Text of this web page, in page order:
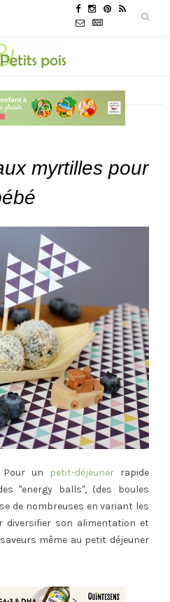
myrtilles pour
Pour un petit-déjeunerrapide
"energy balls", (des boules
de nombreuses en variant les
diversifier son alimentation et
même au petit déjeuner